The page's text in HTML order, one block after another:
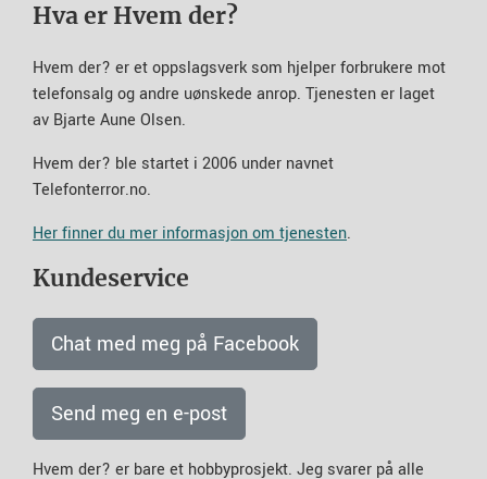
Hva er Hvem der?
Hvem der? er et oppslagsverk som hjelper forbrukere mot
telefonsalg og andre uønskede anrop. Tjenesten er laget
av Bjarte Aune Olsen.
Hvem der? ble startet i 2006 under navnet
Telefonterror.no.
Her finner du mer informasjon om tjenesten.
Kundeservice
Chat med meg på Facebook
Send meg en e-post
Hvem der? er bare et hobbyprosjekt. Jeg svarer på alle